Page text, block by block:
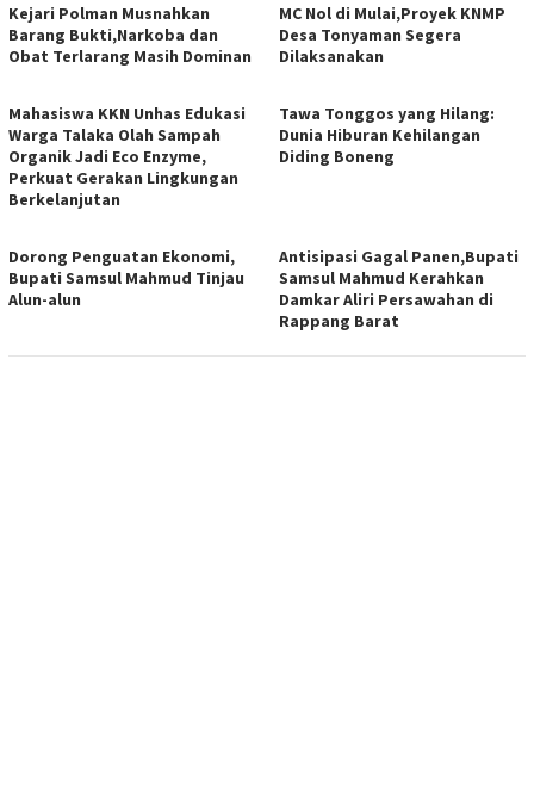
Kejari Polman Musnahkan
Barang Bukti,Narkoba dan
Obat Terlarang Masih Dominan
MC Nol di Mulai,Proyek KNMP
Desa Tonyaman Segera
Dilaksanakan
Mahasiswa KKN Unhas Edukasi
Warga Talaka Olah Sampah
Organik Jadi Eco Enzyme,
Perkuat Gerakan Lingkungan
Berkelanjutan
Tawa Tonggos yang Hilang:
Dunia Hiburan Kehilangan
Diding Boneng
Dorong Penguatan Ekonomi,
Bupati Samsul Mahmud Tinjau
Alun-alun
Antisipasi Gagal Panen,Bupati
Samsul Mahmud Kerahkan
Damkar Aliri Persawahan di
Rappang Barat